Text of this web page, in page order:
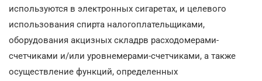
используются в электронных сигаретах, и целевого
использования спирта налогоплательщиками,
оборудования акцизных складрв расходомерами-
счетчиками и/или уровнемерами-счетчиками, а также
осуществление функций, определенных